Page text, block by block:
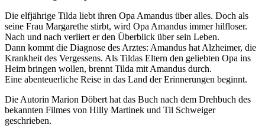
Die elfjährige Tilda liebt ihren Opa Amandus über alles. Doch als
seine Frau Margarethe stirbt, wird Opa Amandus immer hilfloser.
Nach und nach verliert er den Überblick über sein Leben.
Dann kommt die Diagnose des Arztes: Amandus hat Alzheimer, die
Krankheit des Vergessens. Als Tildas Eltern den geliebten Opa ins
Heim bringen wollen, brennt Tilda mit Amandus durch.
Eine abenteuerliche Reise in das Land der Erinnerungen beginnt.
Die Autorin Marion Döbert hat das Buch nach dem Drehbuch des
bekannten Filmes von Hilly Martinek und Til Schweiger
geschrieben.